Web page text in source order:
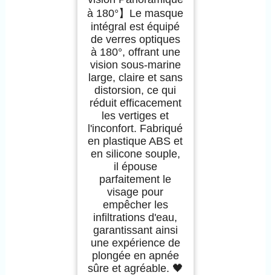
à 180°】Le masque
intégral est équipé
de verres optiques
à 180°, offrant une
vision sous-marine
large, claire et sans
distorsion, ce qui
réduit efficacement
les vertiges et
l'inconfort. Fabriqué
en plastique ABS et
en silicone souple,
il épouse
parfaitement le
visage pour
empêcher les
infiltrations d'eau,
garantissant ainsi
une expérience de
plongée en apnée
sûre et agréable. 🖤